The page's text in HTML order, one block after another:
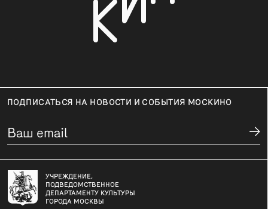
ПОДПИСАТЬСЯ НА НОВОСТИ И СОБЫТИЯ МОСКИНО
УЧРЕЖДЕНИЕ,
ПОДВЕДОМСТВЕННОЕ
ДЕПАРТАМЕНТУ КУЛЬТУРЫ
ГОРОДА МОСКВЫ